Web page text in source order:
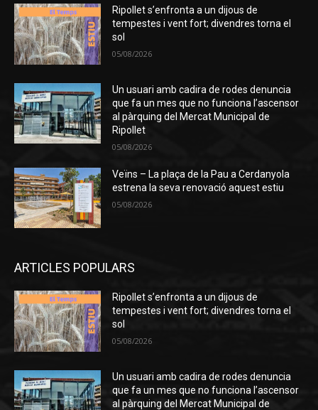
Ripollet s’enfronta a un dijous de
tempestes i vent fort; divendres torna el
sol
05/08/2026
Un usuari amb cadira de rodes denuncia
que fa un mes que no funciona l’ascensor
al pàrquing del Mercat Municipal de
Ripollet
05/08/2026
Veïns – La plaça de la Pau a Cerdanyola
estrena la seva renovació aquest estiu
05/08/2026
ARTICLES POPULARS
Ripollet s’enfronta a un dijous de
tempestes i vent fort; divendres torna el
sol
05/08/2026
Un usuari amb cadira de rodes denuncia
que fa un mes que no funciona l’ascensor
al pàrquing del Mercat Municipal de